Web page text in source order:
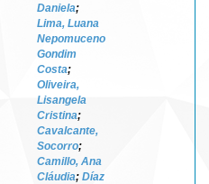
Daniela;
Lima, Luana
Nepomuceno
Gondim
Costa;
Oliveira,
Lisangela
Cristina;
Cavalcante,
Socorro;
Camillo, Ana
Cláudia; Díaz